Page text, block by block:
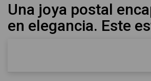
Una joya postal
en elegancia. Este